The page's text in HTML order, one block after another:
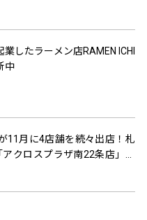
ノ(札幌)』がオープン！
したラーメン店RAMEN ICHI
中
11月に4店舗を続々出店！札
クロスプラザ南22条店」が
ープン！2028年600店舗達成